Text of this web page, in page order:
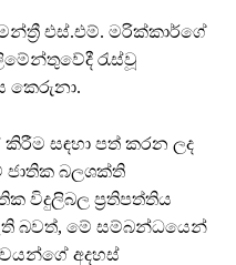
එස්.එම්. මරික්කාර්ගේ
රැස්වූ
කෙරුනා.
සඳහා පත් කරන ලද
ජාතික බලශක්ති
විදුලිබල ප්‍රතිපත්තිය
බවත්, මේ සම්බන්ධයෙන්
අදහස්